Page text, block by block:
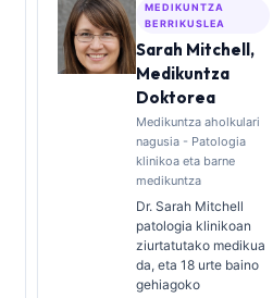
MEDIKUNTZA
BERRIKUSLEA
Sarah Mitchell,
Medikuntza
Doktorea
Medikuntza aholkulari
nagusia - Patologia
klinikoa eta barne
medikuntza
Dr. Sarah Mitchell
patologia klinikoan
ziurtatutako medikua
da, eta 18 urte baino
gehiagoko